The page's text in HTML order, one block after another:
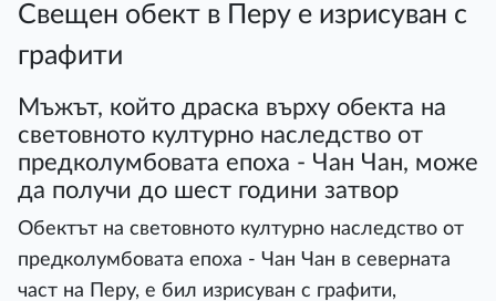
Свещен обект в Перу е изрисуван с
графити
Мъжът, който драска върху обекта на
световното културно наследство от
предколумбовата епоха - Чан Чан, може
да получи до шест години затвор
Обектът на световното културно наследство от
предколумбовата епоха - Чан Чан в северната
част на Перу, е бил изрисуван с графити,